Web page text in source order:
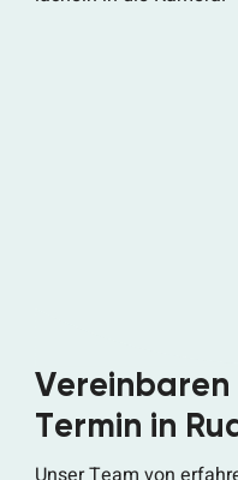
Vereinbaren
Termin in